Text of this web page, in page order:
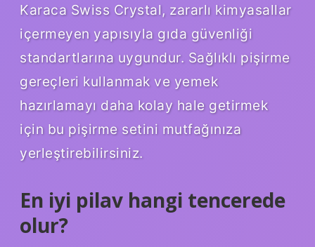
Karaca Swiss Crystal, zararlı kimyasallar
içermeyen yapısıyla gıda güvenliği
standartlarına uygundur. Sağlıklı pişirme
gereçleri kullanmak ve yemek
hazırlamayı daha kolay hale getirmek
için bu pişirme setini mutfağınıza
yerleştirebilirsiniz.
En iyi pilav hangi tencerede
olur?